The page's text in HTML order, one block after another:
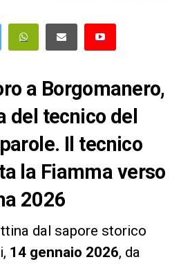
a Borgomanero,
del tecnico del
Il tecnico
la Fiamma verso
2026
dal sapore storico
14 gennaio 2026, da